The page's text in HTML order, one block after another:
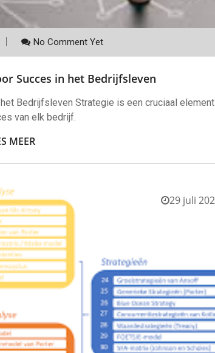
No Comment Yet
Succes in het Bedrijfsleven
Bedrijfsleven Strategie is een cruciaal element
van elk bedrijf.
MEER
29 juli